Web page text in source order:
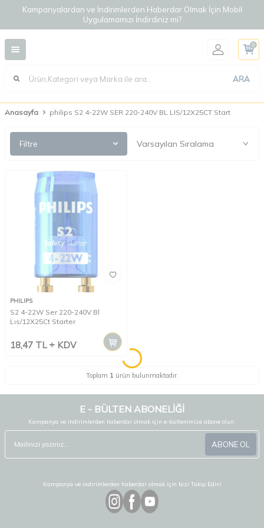
Kampanyalardan ve İndirimlerden Haberdar Olmak İçin Mobil
Uygulamamızı İndirdiniz mi?
ARA
0
Anasayfa philips S2 4-22W SER 220-240V BL LIS/12X25CT Start
Filtre
PHILIPS
S2 4-22W Ser 220-240V Bl
Lıs/12X25Ct Starter
18,47 TL KDV
Toplam 1 ürün bulunmaktadır.
E - BÜLTEN ABONELİĞİ
Kampanya ve indirimlerden haberdar olmak için e-bültenimize abone olun.
ABONE OL
Kampanya ve indirimlerden haberdar olmak için bizi Takip Edin!